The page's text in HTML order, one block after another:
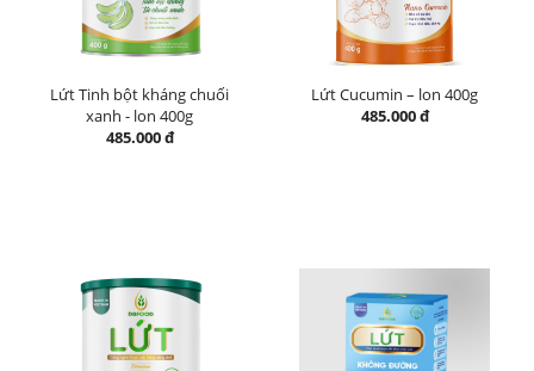
Lứt Tinh bột kháng chuối
xanh - lon 400g
485.000 đ
Lứt Cucumin – lon 400g
485.000 đ